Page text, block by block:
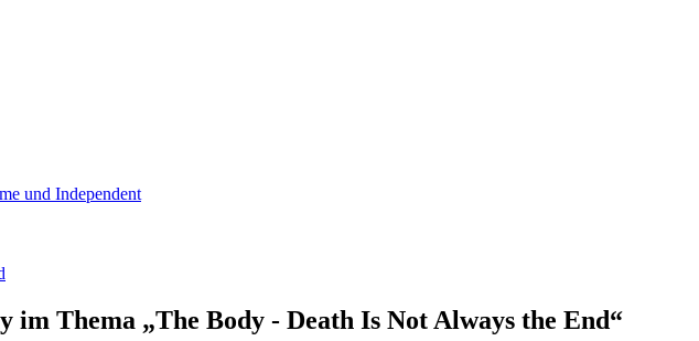
und Independent
im Thema „The Body - Death Is Not Always the End“